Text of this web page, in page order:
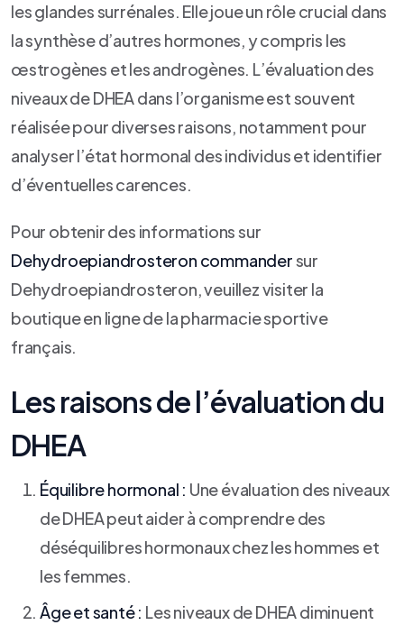
les glandes surrénales. Elle joue un rôle crucial dans
la synthèse d’autres hormones, y compris les
œstrogènes et les androgènes. L’évaluation des
niveaux de DHEA dans l’organisme est souvent
réalisée pour diverses raisons, notamment pour
analyser l’état hormonal des individus et identifier
d’éventuelles carences.
Pour obtenir des informations sur
Dehydroepiandrosteron commandersur
Dehydroepiandrosteron, veuillez visiter la
boutique en ligne de la pharmacie sportive
français.
Les raisons de l’évaluation du
DHEA
Équilibre hormonal : Une évaluation des niveaux
de DHEA peut aider à comprendre des
déséquilibres hormonaux chez les hommes et
les femmes.
Âge et santé : Les niveaux de DHEA diminuent